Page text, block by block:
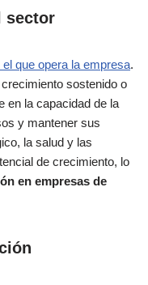
sector
que opera la empresa.
sostenido o
en la capacidad de la
y mantener sus
la salud y las
de crecimiento, lo
en empresas de